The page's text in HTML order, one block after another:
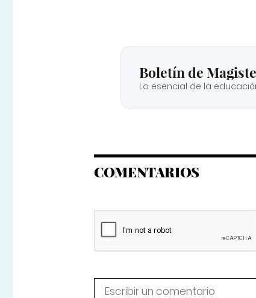
Boletín de
Lo esencial de la
COMENTARIOS